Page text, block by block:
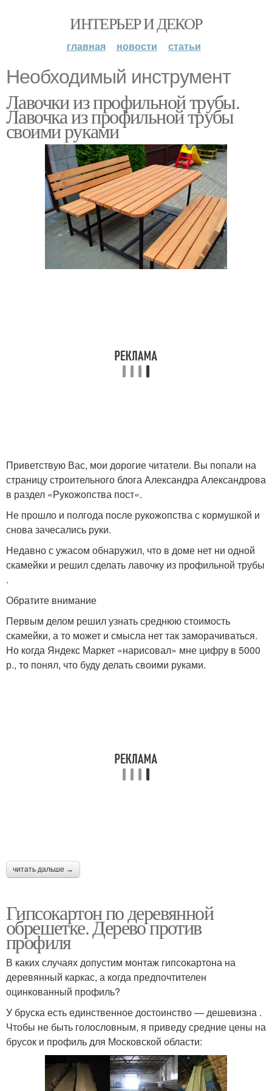
ИНТЕРЬЕР И ДЕКОР
главная новости статьи
Необходимый инструмент
Лавочки из профильной трубы.
Лавочка из профильной трубы
своими руками
Приветствую Вас, мои дорогие читатели. Вы попали на
страницу строительного блога Александра Александрова
в раздел «Рукожопства пост«.
Не прошло и полгода после рукожопства с кормушкой и
снова зачесались руки.
Недавно с ужасом обнаружил, что в доме нет ни одной
скамейки и решил сделать лавочку из профильной трубы
.
Обратите внимание
Первым делом решил узнать среднюю стоимость
скамейки, а то может и смысла нет так заморачиваться.
Но когда Яндекс Маркет «нарисовал» мне цифру в 5000
р., то понял, что буду делать своими руками.
читать дальше →
Гипсокартон по деревянной
обрешетке. Дерево против
профиля
В каких случаях допустим монтаж гипсокартона на
деревянный каркас, а когда предпочтителен
оцинкованный профиль?
У бруска есть единственное достоинство — дешевизна .
Чтобы не быть голословным, я приведу средние цены на
брусок и профиль для Московской области: